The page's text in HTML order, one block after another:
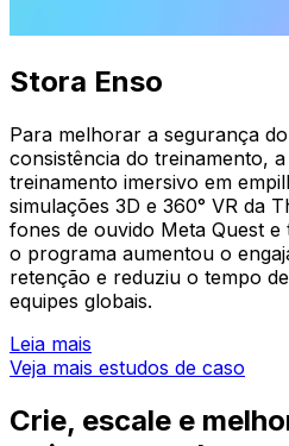
Stora Enso
Para melhorar a segurança
consistência do treinamento,
treinamento imersivo em
simulações 3D e 360° VR da
fones de ouvido Meta Quest e
o programa aumentou o
retenção e reduziu o tempo
equipes globais.
Leia mais
Veja mais estudos de caso
Crie, escale e